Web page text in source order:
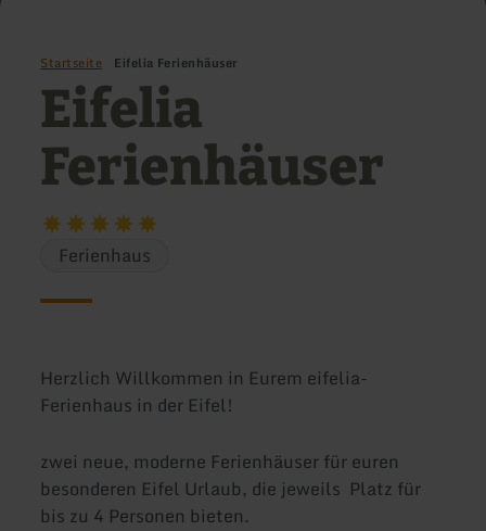
Startseite Eifelia Ferienhäuser
Eifelia
Ferienhäuser
Ferienhaus
Herzlich Willkommen in Eurem eifelia-
Ferienhaus in der Eifel!
zwei neue, moderne Ferienhäuser für euren
besonderen Eifel Urlaub, die jeweils Platz für
bis zu 4 Personen bieten.